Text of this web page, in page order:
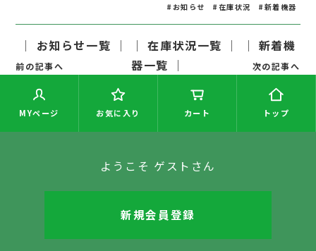
#お知らせ #在庫状況 #新着機器
前の記事へ 次の記事へ
│ お知らせ一覧 │ │ 在庫状況一覧 │
│ 新着機
器一覧 │
MYページ お気に入り カート トップ
ようこそ ゲストさん
新規会員登録